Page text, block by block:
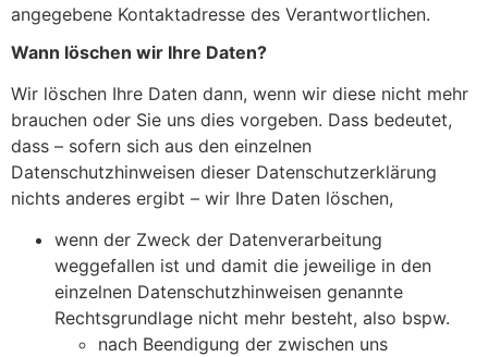
angegebene Kontaktadresse des Verantwortlichen.
Wann löschen wir Ihre Daten?
Wir löschen Ihre Daten dann, wenn wir diese nicht mehr
brauchen oder Sie uns dies vorgeben. Dass bedeutet,
dass – sofern sich aus den einzelnen
Datenschutzhinweisen dieser Datenschutzerklärung
nichts anderes ergibt – wir Ihre Daten löschen,
wenn der Zweck der Datenverarbeitung
weggefallen ist und damit die jeweilige in den
einzelnen Datenschutzhinweisen genannte
Rechtsgrundlage nicht mehr besteht, also bspw.
nach Beendigung der zwischen uns